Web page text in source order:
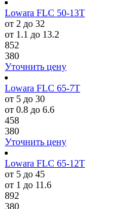
Lowara FLC 50-13T
от 2 до 32
от 1.1 до 13.2
852
380
Уточнить цену
Lowara FLC 65-7T
от 5 до 30
от 0.8 до 6.6
458
380
Уточнить цену
Lowara FLC 65-12T
от 5 до 45
от 1 до 11.6
892
380